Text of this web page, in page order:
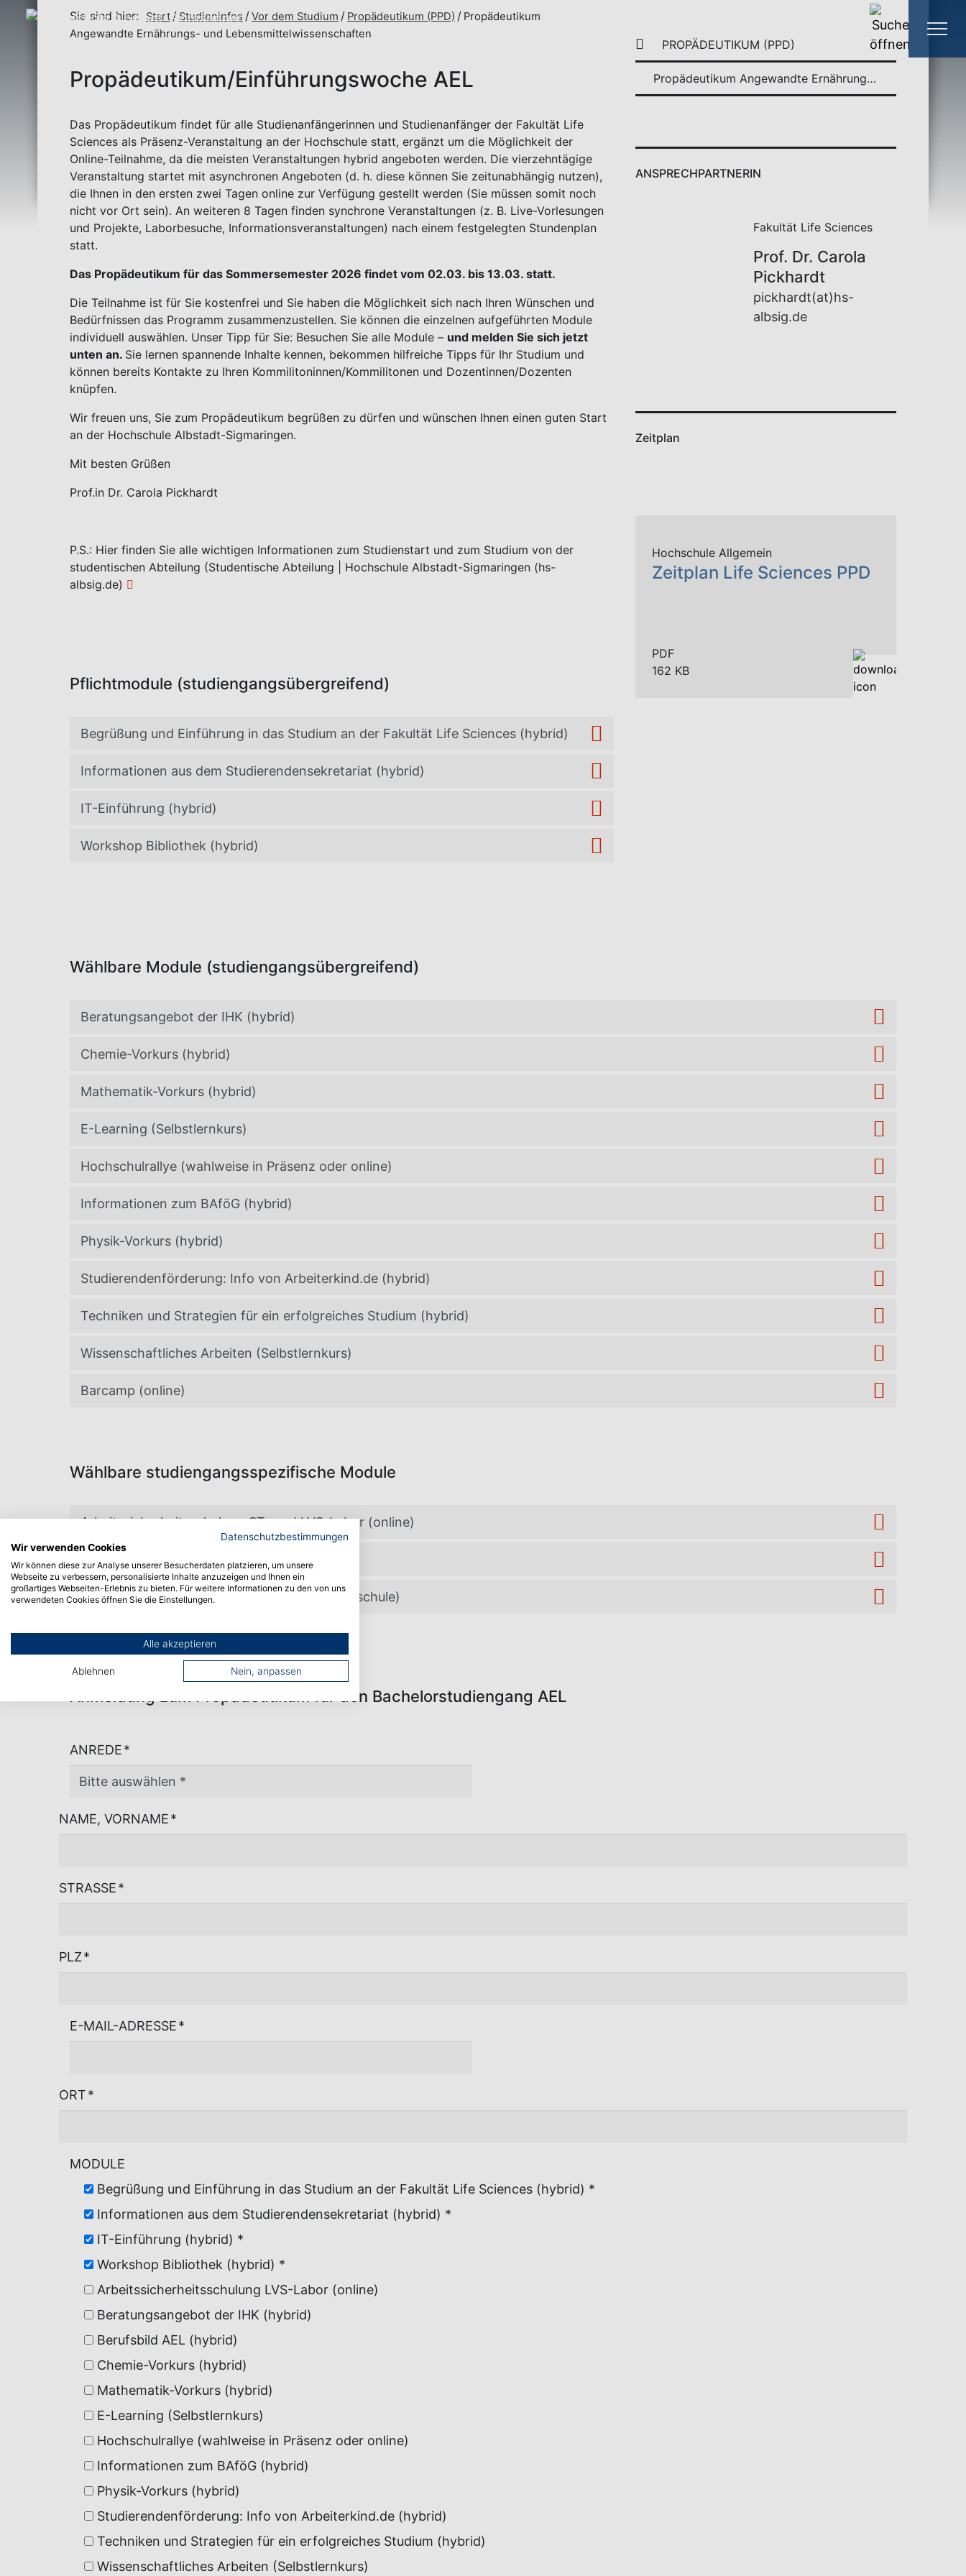
Sie sind hier: Start Studieninfos Vor dem Studium Propädeutikum (PPD)
Propädeutikum
Angewandte Ernährungs- und Lebensmittelwissenschaften
Propädeutikum/Einführungswoche AEL
Das Propädeutikum findet für alle Studienanfängerinnen und Studienanfänger der Fakultät Life
Sciences als Präsenz-Veranstaltung an der Hochschule statt, ergänzt um die Möglichkeit der
Online-Teilnahme, da die meisten Veranstaltungen hybrid angeboten werden. Die vierzehntägige
Veranstaltung startet mit asynchronen Angeboten (d. h. diese können Sie zeitunabhängig nutzen),
die Ihnen in den ersten zwei Tagen online zur Verfügung gestellt werden (Sie müssen somit noch
nicht vor Ort sein). An weiteren 8 Tagen finden synchrone Veranstaltungen (z. B. Live-Vorlesungen
und Projekte, Laborbesuche, Informationsveranstaltungen) nach einem festgelegten Stundenplan
statt.
Das Propädeutikum für das Sommersemester 2026 findet vom 02.03. bis 13.03. statt.
Die Teilnahme ist für Sie kostenfrei und Sie haben die Möglichkeit sich nach Ihren Wünschen und
Bedürfnissen das Programm zusammenzustellen. Sie können die einzelnen aufgeführten Module
individuell auswählen. Unser Tipp für Sie: Besuchen Sie alle Module – und melden Sie sich jetzt
unten an. Sie lernen spannende Inhalte kennen, bekommen hilfreiche Tipps für Ihr Studium und
können bereits Kontakte zu Ihren Kommilitoninnen/Kommilitonen und Dozentinnen/Dozenten
knüpfen.
Wir freuen uns, Sie zum Propädeutikum begrüßen zu dürfen und wünschen Ihnen einen guten Start
an der Hochschule Albstadt-Sigmaringen.
Mit besten Grüßen
Prof.in Dr. Carola Pickhardt
P.S.: Hier finden Sie alle wichtigen Informationen zum Studienstart und zum Studium von der
studentischen Abteilung (Studentische Abteilung | Hochschule Albstadt-Sigmaringen (hs-
albsig.de)
Pflichtmodule (studiengangsübergreifend)
Begrüßung und Einführung in das Studium an der Fakultät Life Sciences (hybrid)
Informationen aus dem Studierendensekretariat (hybrid)
IT-Einführung (hybrid)
Workshop Bibliothek (hybrid)
PROPÄDEUTIKUM (PPD)
Propädeutikum Angewandte Ernährungs- und Lebensmittelwissenschaften
ANSPRECHPARTNERIN
Fakultät Life Sciences
Prof. Dr. Carola
Pickhardt
pickhardt(at)hs-
albsig.de
Zeitplan
Hochschule Allgemein
Zeitplan Life Sciences PPD
PDF
162 KB
Wählbare Module (studiengangsübergreifend)
Beratungsangebot der IHK (hybrid)
Chemie-Vorkurs (hybrid)
Mathematik-Vorkurs (hybrid)
E-Learning (Selbstlernkurs)
Hochschulrallye (wahlweise in Präsenz oder online)
Informationen zum BAföG (hybrid)
Physik-Vorkurs (hybrid)
Studierendenförderung: Info von Arbeiterkind.de (hybrid)
Techniken und Strategien für ein erfolgreiches Studium (hybrid)
Wissenschaftliches Arbeiten (Selbstlernkurs)
Barcamp (online)
Wählbare studiengangsspezifische Module
Arbeitssicherheitsschulung GT- und LVS-Labor (online)
Berufsbild AEL (hybrid)
Workshop AEL (Präsenzangebot an der Hochschule)
Anmeldung zum Propädeutikum für den Bachelorstudiengang AEL
ANREDE*
NAME, VORNAME*
STRASSE *
PLZ*
E-MAIL-ADRESSE*
ORT*
MODULE
Begrüßung und Einführung in das Studium an der Fakultät Life Sciences (hybrid) *
Informationen aus dem Studierendensekretariat (hybrid) *
IT-Einführung (hybrid) *
Workshop Bibliothek (hybrid) *
Arbeitssicherheitsschulung LVS-Labor (online)
Beratungsangebot der IHK (hybrid)
Berufsbild AEL (hybrid)
Chemie-Vorkurs (hybrid)
Mathematik-Vorkurs (hybrid)
E-Learning (Selbstlernkurs)
Hochschulrallye (wahlweise in Präsenz oder online)
Informationen zum BAföG (hybrid)
Physik-Vorkurs (hybrid)
Studierendenförderung: Info von Arbeiterkind.de (hybrid)
Techniken und Strategien für ein erfolgreiches Studium (hybrid)
Wissenschaftliches Arbeiten (Selbstlernkurs)
Datenschutzbestimmungen
Wir verwenden Cookies
Wir können diese zur Analyse unserer Besucherdaten platzieren, um unsere
Webseite zu verbessern, personalisierte Inhalte anzuzeigen und Ihnen ein
großartiges Webseiten-Erlebnis zu bieten. Für weitere Informationen zu den von uns
verwendeten Cookies öffnen Sie die Einstellungen.
Alle akzeptieren
Ablehnen Nein, anpassen